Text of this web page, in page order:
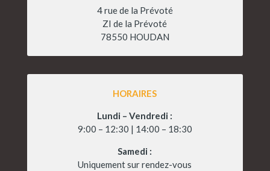
4 rue de la Prévoté
ZI de la Prévoté
78550 HOUDAN
HORAIRES
Lundi – Vendredi :
9:00 – 12:30 | 14:00 – 18:30
Samedi :
Uniquement sur rendez-vous